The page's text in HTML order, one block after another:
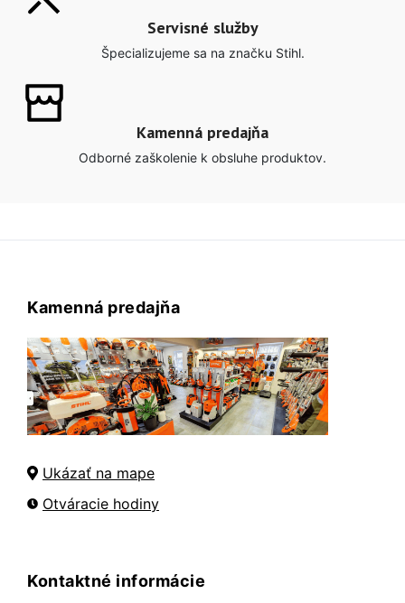
Servisné služby
Špecializujeme sa na značku Stihl.
Kamenná predajňa
Odborné zaškolenie k obsluhe produktov.
Kamenná predajňa
Ukázať na mape
Otváracie hodiny
Kontaktné informácie